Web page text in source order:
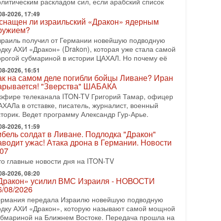
подготовленного удара по Ирану после
Тегерана и других стран региона. По его
2026, 17:50
голос» Израиля: кто заберет его на этот
русскоязычных репатриантов не раз кардинально
политический ландшафт Израиля. Достаточно
взлет партии «Исраэль ба-алия», когда
07-2026, 17:00
закрытых дверей: о чём на самом деле
Трамп и Нетаньяху?
визит премьер-министра Израиля Биньямина
в США и его встреча с Дональдом Трампом
больше вопросов, чем ответов. Полная
2026, 15:18
готовит покушение на Нетаниягу! Трамп не
эскалации, но КСИР готовит взрыв!
телеканала ITON-TV СЕРГЕЙ МИГДАЛЬ,
по вопросам безопасности, офицер запаса
управления полиции Израиля, автор
07-2026, 09:02
2026, 17:49
ли израильский «Дракон» ядерным
получил от Германии новейшую подводную
АХИ «Дракон» (Drakon), которая уже стала самой
субмариной в истории ЦАХАЛ. Но почему её
2026, 16:51
на самом деле погибли бойцы Ливане? Иран
"Зверства" ШАБАКА
телеканала ITON-TV Григорий Тамар, офицер
в отставке, писатель, журналист, военный
Ведет программу Александр Гур-Арье.
2026, 11:59
солдат в Ливане. Подлодка "Дракон"
ужас! Атака дрона в Германии. Новости
главные новости дня на ITON-TV
2026, 08:20
усилил ВМС Израиля - НОВОСТИ
08/2026
передала Израилю новейшую подводную
АХИ «Дракон», которую называют самой мощной
на Ближнем Востоке. Передача прошла на